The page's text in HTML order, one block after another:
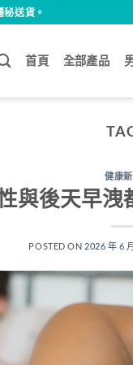
送貨。
首頁 全部產品
健康
與後天早洩
POSTED ON 2026 年 6